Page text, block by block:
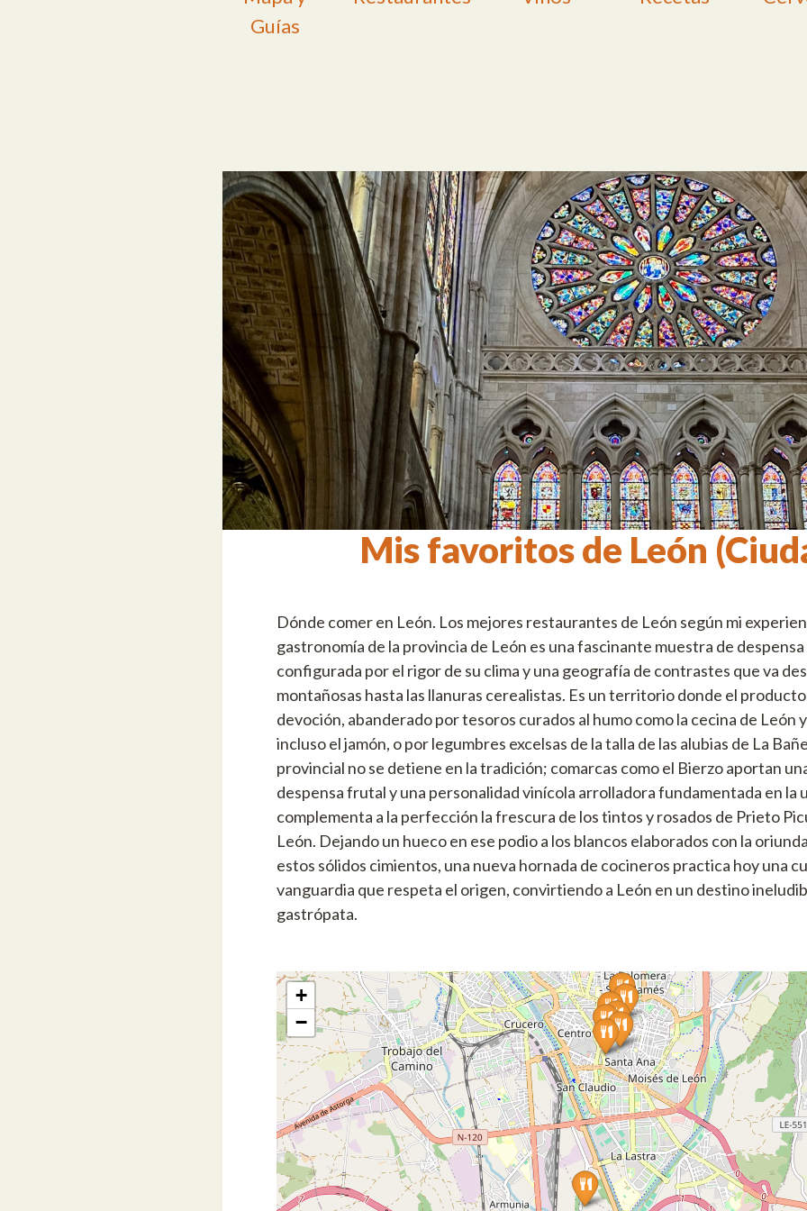
Guías
Mis favoritos de León
Dónde comer en León. Los mejores restaurantes de León según mi
gastronomía de la provincia de León es una fascinante muestra de
configurada por el rigor de su clima y una geografía de contrastes que va
montañosas hasta las llanuras cerealistas. Es un territorio donde el
devoción, abanderado por tesoros curados al humo como la cecina de León
incluso el jamón, o por legumbres excelsas de la talla de las alubias de La
provincial no se detiene en la tradición; comarcas como el Bierzo aportan
despensa frutal y una personalidad vinícola arrolladora fundamentada en la
complementa a la perfección la frescura de los tintos y rosados de Prieto
León. Dejando un hueco en ese podio a los blancos elaborados con la
estos sólidos cimientos, una nueva hornada de cocineros practica hoy una
vanguardia que respeta el origen, convirtiendo a León en un destino
gastrópata.
+
−